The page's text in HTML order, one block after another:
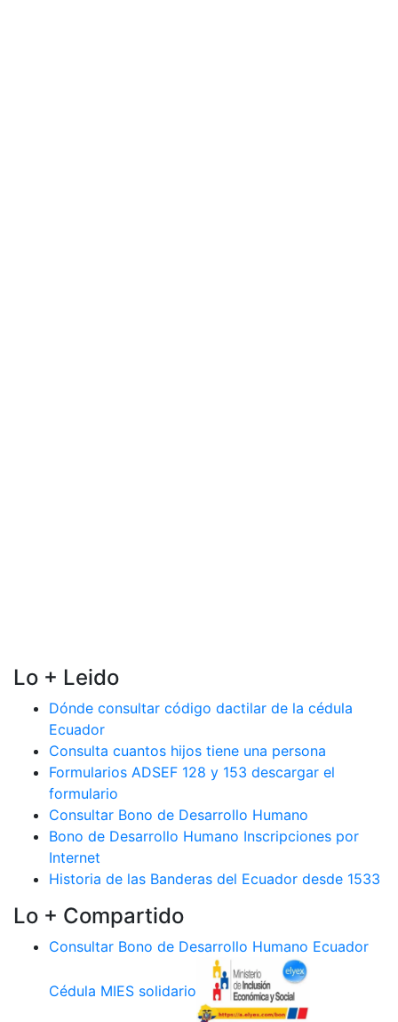
Lo + Leido
Dónde consultar código dactilar de la cédula
Ecuador
Consulta cuantos hijos tiene una persona
Formularios ADSEF 128 y 153 descargar el
formulario
Consultar Bono de Desarrollo Humano
Bono de Desarrollo Humano Inscripciones por
Internet
Historia de las Banderas del Ecuador desde 1533
Lo + Compartido
Consultar Bono de Desarrollo Humano Ecuador
Cédula MIES solidario